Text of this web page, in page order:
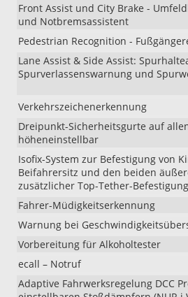
Front Assist und City Brake -
und Notbremsassistent
Pedestrian Recognition -
Lane Assist & Side Assist:
Spurverlassenswarnung und
Verkehrszeichenerkennung
Dreipunkt-Sicherheitsgurte auf
höheneinstellbar
Isofix-System zur Befestigung von
Beifahrersitz und den beiden
zusätzlicher Top-Tether-Befestigung
Fahrer-Müdigkeitserkennung
Warnung bei
Vorbereitung für Alkoholtester
ecall – Notruf
Adaptive Fahrwerksregelung DCC